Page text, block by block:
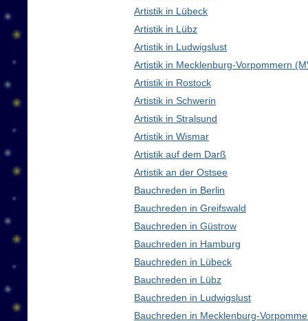
Artistik in Lübeck
Artistik in Lübz
Artistik in Ludwigslust
Artistik in Mecklenburg-Vorpommern
Artistik in Rostock
Artistik in Schwerin
Artistik in Stralsund
Artistik in Wismar
Artistik auf dem Darß
Artistik an der Ostsee
Bauchreden in Berlin
Bauchreden in Greifswald
Bauchreden in Güstrow
Bauchreden in Hamburg
Bauchreden in Lübeck
Bauchreden in Lübz
Bauchreden in Ludwigslust
Bauchreden in Mecklenburg-